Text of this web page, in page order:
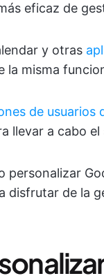
eficaz de
y otras
la misma
de usuarios
llevar a cabo
personalizar
disfrutar de la